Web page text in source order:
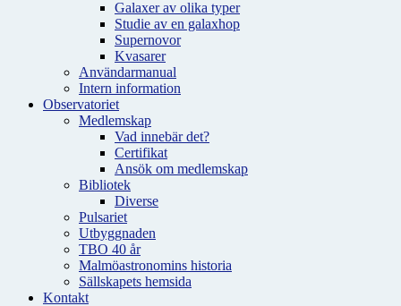
Galaxer av olika typer
Studie av en galaxhop
Supernovor
Kvasarer
Användarmanual
Intern information
Observatoriet
Medlemskap
Vad innebär det?
Certifikat
Ansök om medlemskap
Bibliotek
Diverse
Pulsariet
Utbyggnaden
TBO 40 år
Malmöastronomins historia
Sällskapets hemsida
Kontakt